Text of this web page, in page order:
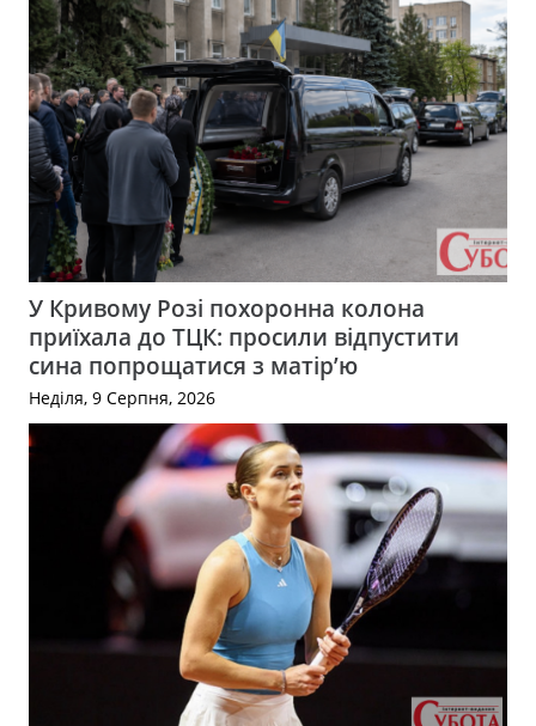
У Кривому Розі похоронна колона
приїхала до ТЦК: просили відпустити
сина попрощатися з матір’ю
Неділя, 9 Серпня, 2026